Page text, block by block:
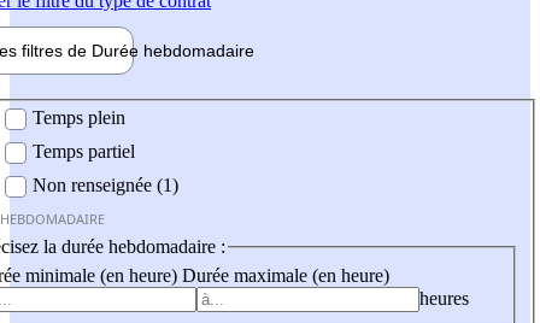
filtres de Durée hebdomadaire
Temps plein
Temps partiel
Non renseignée (1)
la durée hebdomadaire :
minimale (en heure) Durée maximale (en heure)
heures